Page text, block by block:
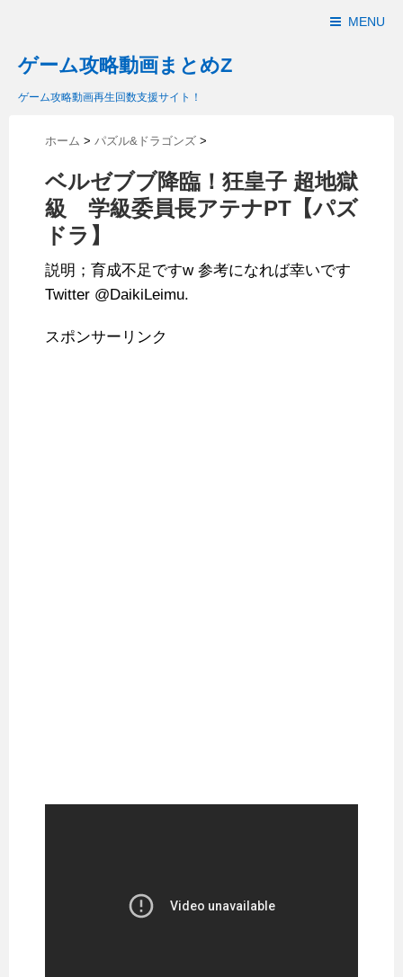
MENU
ゲーム攻略動画まとめZ
ゲーム攻略動画再生回数支援サイト！
ホーム > パズル&ドラゴンズ >
ベルゼブブ降臨！狂皇子 超地獄
級 学級委員長アテナPT【パズ
ドラ】
説明；育成不足ですw 参考になれば幸いです
Twitter @DaikiLeimu.
スポンサーリンク